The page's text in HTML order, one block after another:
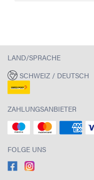
LAND/SPRACHE
SCHWEIZ / DEUTSCH
ZAHLUNGSANBIETER
FOLGE UNS